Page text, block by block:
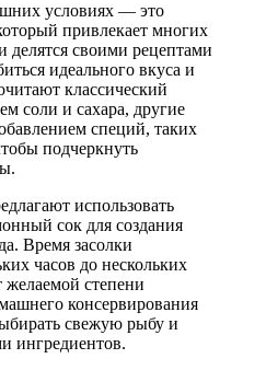
условиях — это
привлекает многих
своими рецептами
идеального вкуса и
классический
соли и сахара, другие
специй, таких
подчеркнуть
использовать
сок для создания
Время засолки
часов до нескольких
желаемой степени
консервирования
свежую рыбу и
ингредиентов.